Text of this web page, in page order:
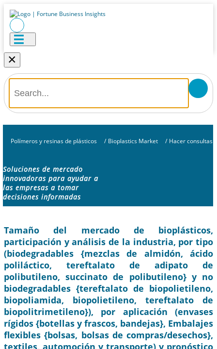
×
Polímeros y resinas de plásticos / Bioplastics Market / Hacer consultas
Soluciones de mercado
innovadoras para ayudar a
las empresas a tomar
decisiones informadas
Tamaño del mercado de bioplásticos,
participación y análisis de la industria, por tipo
(biodegradables {mezclas de almidón, ácido
poliláctico, tereftalato de adipato de
polibutileno, succinato de polibutileno} y no
biodegradables {tereftalato de biopolietileno,
biopoliamida, biopolietileno, tereftalato de
biopolitrimetileno}), por aplicación (envases
rígidos {botellas y frascos, bandejas}, Embalajes
flexibles {bolsas, bolsas de compras/desechos},